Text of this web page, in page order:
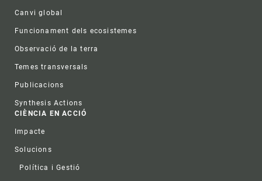
Canvi global
Funcionament dels ecosistemes
Observació de la terra
Temes transversals
Publicacions
Synthesis Actions
CIÈNCIA EN ACCIÓ
Impacte
Solucions
Política i Gestió